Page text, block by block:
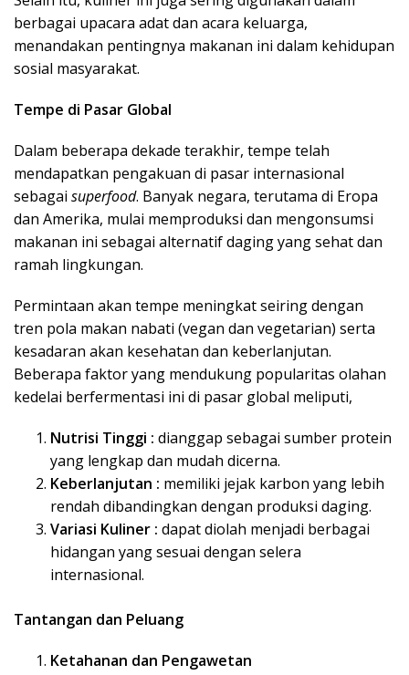
berbagai upacara adat dan acara keluarga,
menandakan pentingnya makanan ini dalam kehidupan
sosial masyarakat.
Tempe di Pasar Global
Dalam beberapa dekade terakhir, tempe telah
mendapatkan pengakuan di pasar internasional
sebagai superfood. Banyak negara, terutama di Eropa
dan Amerika, mulai memproduksi dan mengonsumsi
makanan ini sebagai alternatif daging yang sehat dan
ramah lingkungan.
Permintaan akan tempe meningkat seiring dengan
tren pola makan nabati (vegan dan vegetarian) serta
kesadaran akan kesehatan dan keberlanjutan.
Beberapa faktor yang mendukung popularitas olahan
kedelai berfermentasi ini di pasar global meliputi,
Nutrisi Tinggi : dianggap sebagai sumber protein
yang lengkap dan mudah dicerna.
Keberlanjutan : memiliki jejak karbon yang lebih
rendah dibandingkan dengan produksi daging.
Variasi Kuliner : dapat diolah menjadi berbagai
hidangan yang sesuai dengan selera
internasional.
Tantangan dan Peluang
Ketahanan dan Pengawetan